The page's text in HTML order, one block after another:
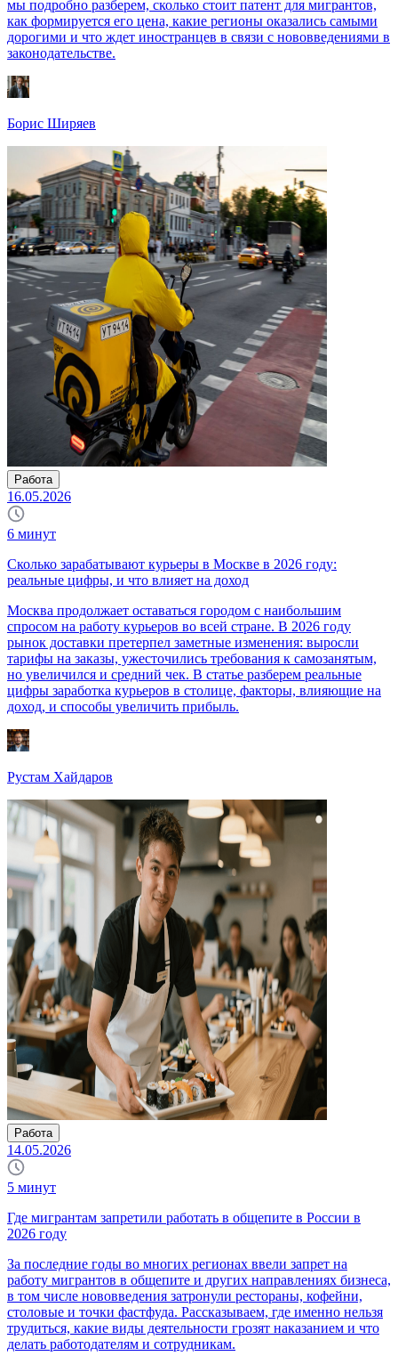
мы подробно разберем, сколько стоит патент для мигрантов,
как формируется его цена, какие регионы оказались самыми
дорогими и что ждет иностранцев в связи с нововведениями в
законодательстве.
Борис Ширяев
Работа
16.05.2026
6 минут
Сколько зарабатывают курьеры в Москве в 2026 году:
реальные цифры, и что влияет на доход
Москва продолжает оставаться городом с наибольшим
спросом на работу курьеров во всей стране. В 2026 году
рынок доставки претерпел заметные изменения: выросли
тарифы на заказы, ужесточились требования к самозанятым,
но увеличился и средний чек. В статье разберем реальные
цифры заработка курьеров в столице, факторы, влияющие на
доход, и способы увеличить прибыль.
Рустам Хайдаров
Работа
14.05.2026
5 минут
Где мигрантам запретили работать в общепите в России в
2026 году
За последние годы во многих регионах ввели запрет на
работу мигрантов в общепите и других направлениях бизнеса,
в том числе нововведения затронули рестораны, кофейни,
столовые и точки фастфуда. Рассказываем, где именно нельзя
трудиться, какие виды деятельности грозят наказанием и что
делать работодателям и сотрудникам.